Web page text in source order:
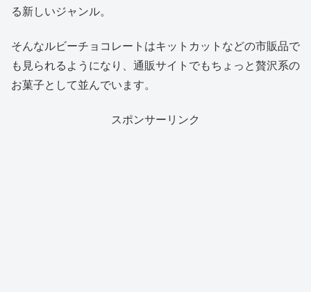
る新しいジャンル。
そんなルビーチョコレートはキットカットなどの市販品で
も見られるようになり、通販サイトでもちょっと贅沢系の
お菓子として並んでいます。
スポンサーリンク